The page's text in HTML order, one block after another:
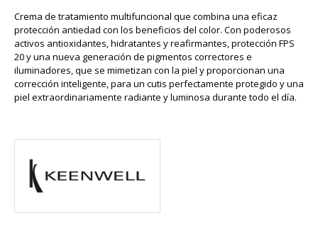
Crema de tratamiento multifuncional que combina una eficaz
protección antiedad con los beneficios del color. Con poderosos
activos antioxidantes, hidratantes y reafirmantes, protección FPS
20 y una nueva generación de pigmentos correctores e
iluminadores, que se mimetizan con la piel y proporcionan una
corrección inteligente, para un cutis perfectamente protegido y una
piel extraordinariamente radiante y luminosa durante todo el día.